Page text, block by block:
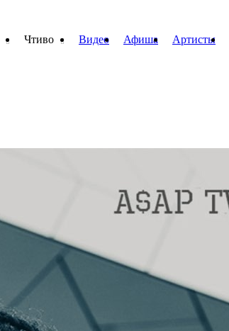
Чтиво Видео Афиша Артисты